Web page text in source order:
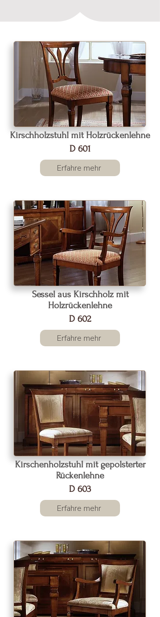
Kirschholzstuhl mit Holzrückenlehne
D 601
Erfahre mehr
Sessel aus Kirschholz mit
Holzrückenlehne
D 602
Erfahre mehr
Kirschenholzstuhl mit gepolsterter
Rückenlehne
D 603
Erfahre mehr